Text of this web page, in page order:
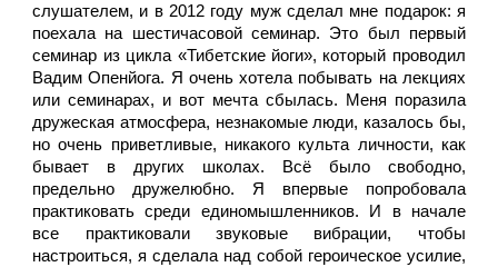
слушателем, и в 2012 году муж сделал мне подарок: я
поехала на шестичасовой семинар. Это был первый
семинар из цикла «Тибетские йоги», который проводил
Вадим Опенйога. Я очень хотела побывать на лекциях
или семинарах, и вот мечта сбылась. Меня поразила
дружеская атмосфера, незнакомые люди, казалось бы,
но очень приветливые, никакого культа личности, как
бывает в других школах. Всё было свободно,
предельно дружелюбно. Я впервые попробовала
практиковать среди единомышленников. И в начале
все практиковали звуковые вибрации, чтобы
настроиться, я сделала над собой героическое усилие,